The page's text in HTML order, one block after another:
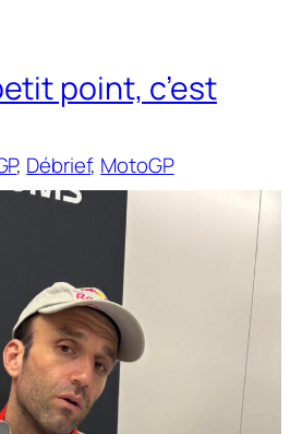
point, c’est
, Débrief, MotoGP